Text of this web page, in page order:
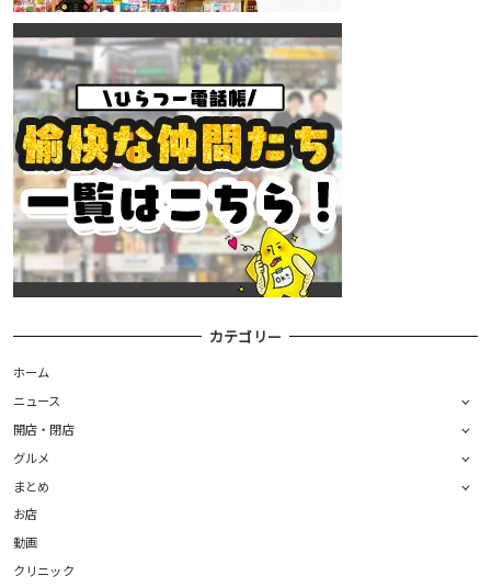
カテゴリー
ホーム
ニュース
開店・閉店
グルメ
まとめ
お店
動画
クリニック